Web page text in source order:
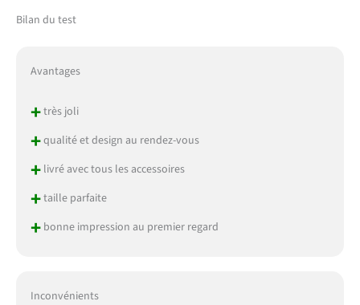
Bilan du test
Avantages
+très joli
+qualité et design au rendez-vous
+livré avec tous les accessoires
+taille parfaite
+bonne impression au premier regard
Inconvénients